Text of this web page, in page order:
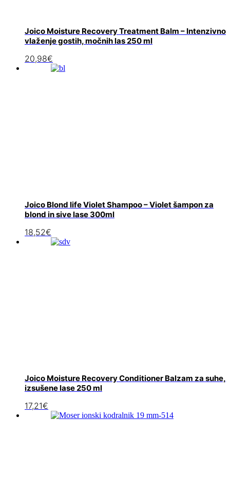
Joico Moisture Recovery Treatment Balm – Intenzivno
vlaženje gostih, močnih las 250 ml
20,98€
Joico Blond life Violet Shampoo – Violet šampon za
blond in sive lase 300ml
18,52€
Joico Moisture Recovery Conditioner Balzam za suhe,
izsušene lase 250 ml
17,21€